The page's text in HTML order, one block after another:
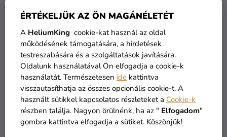
ÉRTÉKELJÜK AZ ÖN MAGÁNÉLETÉT
A HeliumKing cookie-kat használ az oldal
működésének támogatására, a hirdetések
testreszabására és a szolgáltatások javítására.
Oldalunk használatával Ön elfogadja a cookie-k
használatát. Természetesen ide kattintva
visszautasíthatja az összes opcionális cookie-t. A
használt sütikkel kapcsolatos részleteket a Cookie-k
részben találja. Nagyon örülnénk, ha az " Elfogadom"
gombra kattintva elfogadja a sütiket. Köszönjük!
joga megkövetelni a nyeremény díj helyett más
alternatívát. Ugyanakkor versenyző nem köteles elfogadni
és átvenni nyereményt.
A szervező fenntartja a jogot, hogy helyettesítse a díjat,
más hasonló típusú díjjal és értékekkel, ugyanúgy ahogy
fenntartja a jogot megváltoztatni a feltételeket, amelyek a
díj átadásához kapcsolódnak.
A szervező nem vállal felelősséget semmilyen kárért,
amely a versenyzőknél keletkezett a verseny rendezése